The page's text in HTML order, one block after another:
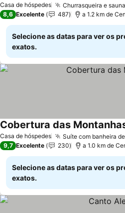
Casa de hóspedes Churrasqueira e sauna
8,6 Excelente 487 a 1.2 km de
Selecione as datas para ver os
exatos.
Casa de hóspedes Suíte com banheira
Cobertura das
9,7 Excelente 230 a 1.0 km de
Selecione as datas para ver os
exatos.